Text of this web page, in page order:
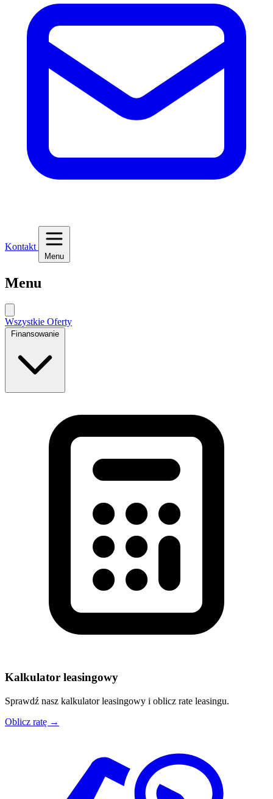
Kontakt
Menu
Menu
Wszystkie Oferty
Finansowanie
Kalkulator leasingowy
Sprawdź nasz kalkulator leasingowy i oblicz rate leasingu.
Oblicz ratę →